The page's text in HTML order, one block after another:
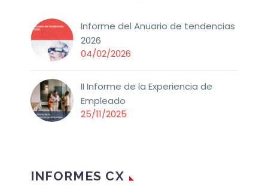
Informe del Anuario de tendencias
2026
04/02/2026
II Informe de la Experiencia de
Empleado
25/11/2025
INFORMES CX